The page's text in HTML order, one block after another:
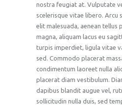
nostra feugiat at. Vulputate
scelerisque vitae libero. Arcu
elit malesuada, aenean tellus
magna, aliquam lacus eu
turpis imperdiet, ligula vitae
sed. Commodo placerat
condimentum laoreet nulla
placerat diam vestibulum.
dapibus blandit augue vel,
sollicitudin nulla duis, sed